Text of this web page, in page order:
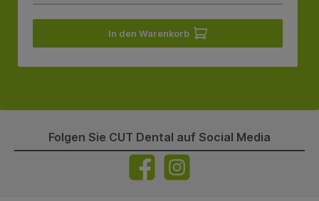
In den Warenkorb
Folgen Sie CUT Dental auf Social Media